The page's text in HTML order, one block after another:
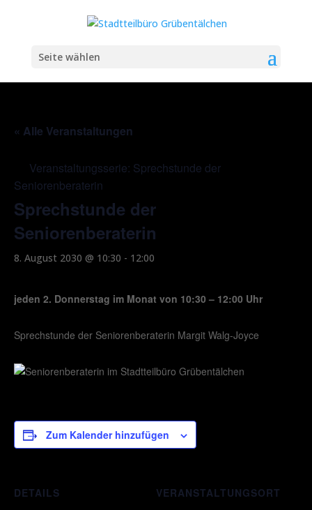
Seite wählen
« Alle Veranstaltungen
Veranstaltungsserie: Sprechstunde der
Seniorenberaterin
Sprechstunde der
Seniorenberaterin
8. August 2030 @ 10:30 - 12:00
jeden 2. Donnerstag im Monat von 10:30 – 12:00 Uhr
Sprechstunde der Seniorenberaterin Margit Walg-Joyce
Zum Kalender hinzufügen
DETAILS
VERANSTALTUNGSORT